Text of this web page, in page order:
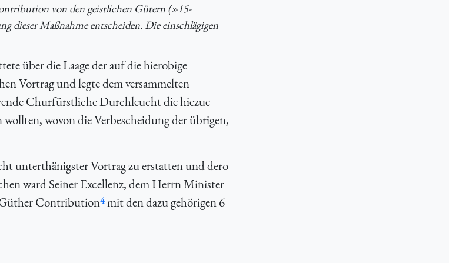
von den geistlichen Gütern (»15-
Maßnahme entscheiden. Die einschlägigen
über die Laage der auf die hierobige
Vortrag und legte dem versammelten
Churfürstliche Durchleucht die hiezue
wovon die Verbescheidung der übrigen,
unterthänigster Vortrag zu erstatten und dero
ward Seiner Excellenz, dem Herrn Minister
Contribution4mit den dazu gehörigen 6